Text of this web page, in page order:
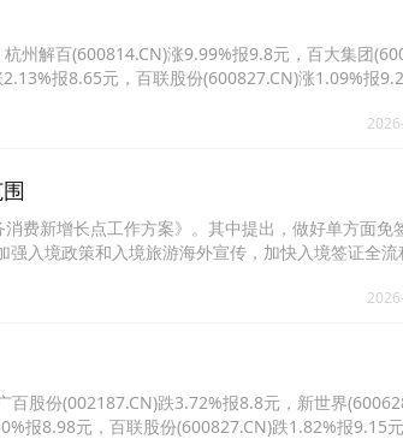
州解百(600814.CN)涨9.99%报9.8元，百大集团
报8.65元，百联股份(600827.CN)涨1.09%报
费新增长点工作方案》。其中提出，做好单方面免
入境政策和入境旅游海外宣传，加快入境签证全流
入境消费友好型商圈，优化涉外支付服务，增加离
股份(002187.CN)跌3.72%报8.8元，新世界
报8.98元，百联股份(600827.CN)跌1.82%报9.15